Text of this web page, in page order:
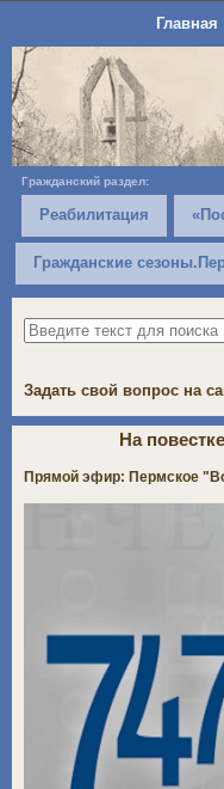
Главная
Гражданский раздел:
Реабилитация
Гражданские
Задать свой вопрос на
На
Прямой эфир: Пермское